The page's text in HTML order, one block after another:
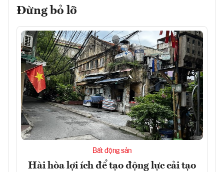
Đừng bỏ lỡ
Bất động sản
Hài hòa lợi ích để tạo động lực cải tạo